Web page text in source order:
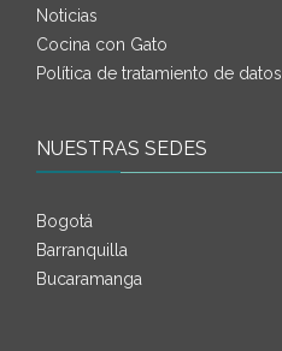
Noticias
Cocina con Gato
Política de tratamiento de datos
NUESTRAS SEDES
Bogotá
Barranquilla
Bucaramanga